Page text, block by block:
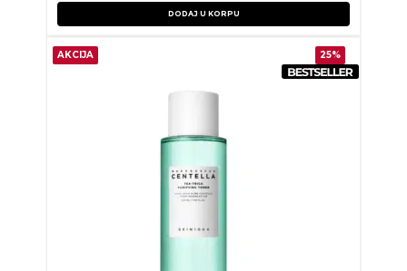
DODAJ U KORPU
AKCIJA 25%